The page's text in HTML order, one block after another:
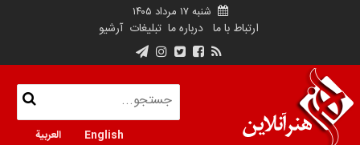
شنبه ۱۷ مرداد ۱۴۰۵
ارتباط با ما درباره ما تبلیغات آرشیو
English العربية